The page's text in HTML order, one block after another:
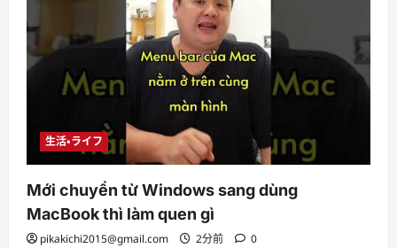
生活・ライフ
Mới chuyển từ Windows sang dùng
MacBook thì làm quen gì
pikakichi2015@gmail.com 2分前 0